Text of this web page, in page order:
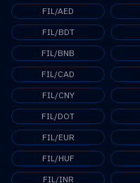
FIL/AED
FIL/BDT
FIL/BNB
FIL/CAD
FIL/CNY
FIL/DOT
FIL/EUR
FIL/HUF
FIL/INR